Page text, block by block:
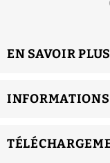
EN SAVOIR PLUS